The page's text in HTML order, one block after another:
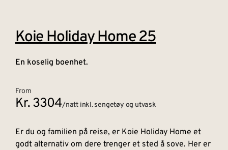
Koie Holiday Home 25
En koselig boenhet.
From
Kr. 3304/natt inkl. sengetøy og utvask
Er du og familien på reise, er Koie Holiday Home et
godt alternativ om dere trenger et sted å sove. Her er